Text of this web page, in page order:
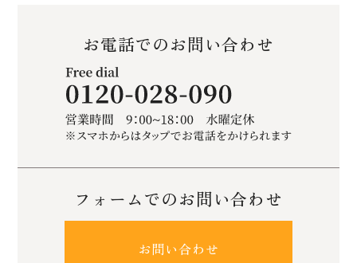
お電話でのお問い合わせ
フォームでのお問い合わせ
お問い合わせ